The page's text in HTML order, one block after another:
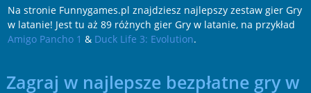
Na stronie Funnygames.pl znajdziesz najlepszy zestaw gier Gry
w latanie! Jest tu aż 89 różnych gier Gry w latanie, na przykład
Amigo Pancho 1 & Duck Life 3: Evolution.
Zagraj w najlepsze bezpłatne gry w